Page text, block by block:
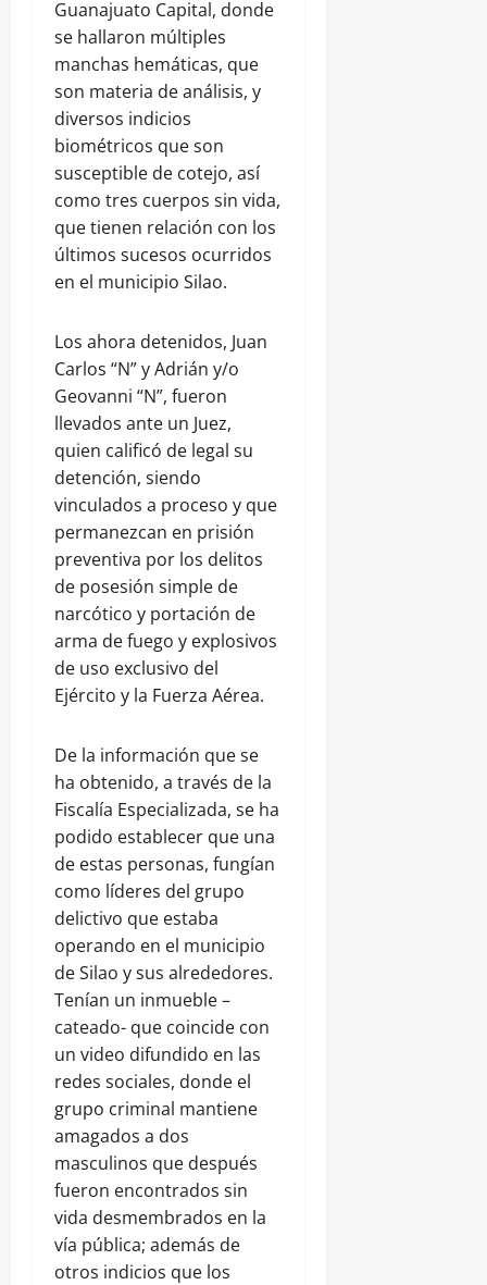
Guanajuato Capital, donde
se hallaron múltiples
manchas hemáticas, que
son materia de análisis, y
diversos indicios
biométricos que son
susceptible de cotejo, así
como tres cuerpos sin vida,
que tienen relación con los
últimos sucesos ocurridos
en el municipio Silao.
Los ahora detenidos, Juan
Carlos “N” y Adrián y/o
Geovanni “N”, fueron
llevados ante un Juez,
quien calificó de legal su
detención, siendo
vinculados a proceso y que
permanezcan en prisión
preventiva por los delitos
de posesión simple de
narcótico y portación de
arma de fuego y explosivos
de uso exclusivo del
Ejército y la Fuerza Aérea.
De la información que se
ha obtenido, a través de la
Fiscalía Especializada, se ha
podido establecer que una
de estas personas, fungían
como líderes del grupo
delictivo que estaba
operando en el municipio
de Silao y sus alrededores.
Tenían un inmueble –
cateado- que coincide con
un video difundido en las
redes sociales, donde el
grupo criminal mantiene
amagados a dos
masculinos que después
fueron encontrados sin
vida desmembrados en la
vía pública; además de
otros indicios que los